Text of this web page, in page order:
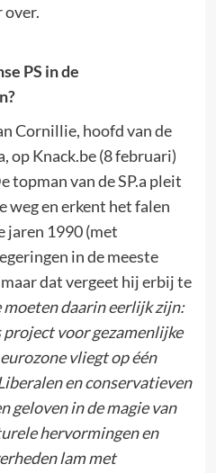
over.
PS in de
Cornillie, hoofd van de
op Knack.be (8 februari)
topman van de SP.a pleit
weg en erkent het falen
jaren 1990 (met
in de meeste
dat vergeet hij erbij te
moeten daarin eerlijk zijn:
voor gezamenlijke
vliegt op één
en conservatieven
geloven in de magie van
hervormingen en
lam met